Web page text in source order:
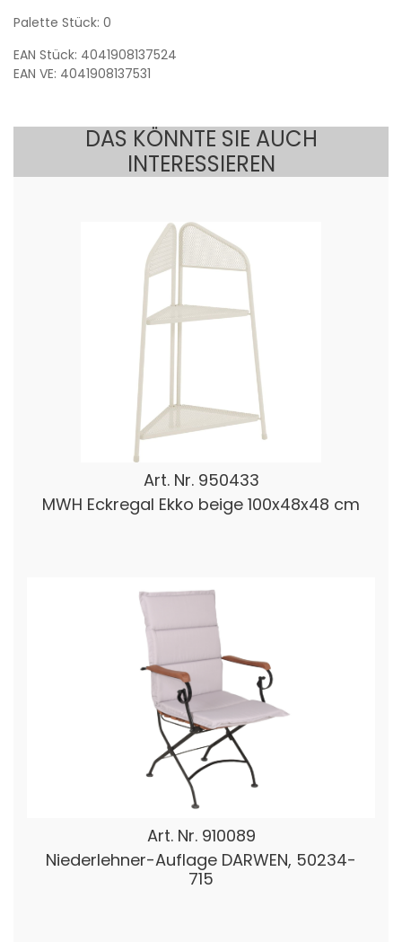
Palette Stück: 0
EAN Stück: 4041908137524
EAN VE: 4041908137531
DAS KÖNNTE SIE AUCH
INTERESSIEREN
Art. Nr. 950433
MWH Eckregal Ekko beige 100x48x48 cm
Art. Nr. 910089
Niederlehner-Auflage DARWEN, 50234-
715